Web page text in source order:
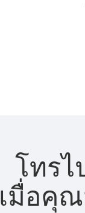
โทรไ
เมื่อคุ